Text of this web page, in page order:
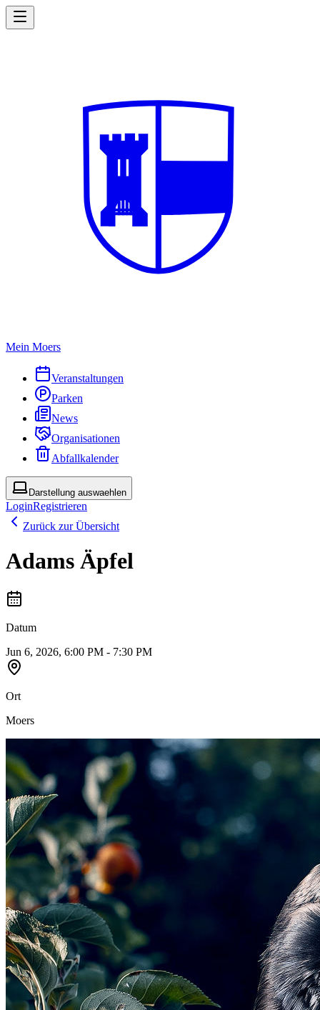
Mein Moers
Veranstaltungen
Parken
News
Organisationen
Abfallkalender
Darstellung auswaehlen
LoginRegistrieren
Zurück zur Übersicht
Adams Äpfel
Datum
Jun 6, 2026, 6:00 PM - 7:30 PM
Ort
Moers